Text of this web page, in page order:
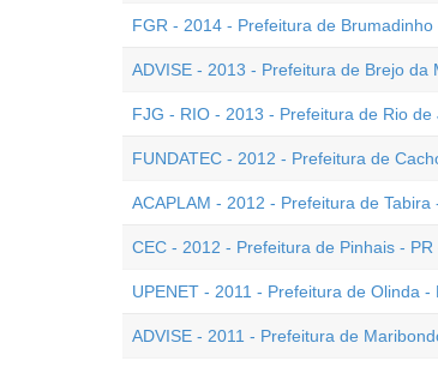
FGR - 2014 - Prefeitura de
ADVISE - 2013 - Prefeitura de Brejo
FJG - RIO - 2013 - Prefeitura de Rio
FUNDATEC - 2012 - Prefeitura de
ACAPLAM - 2012 - Prefeitura de
CEC - 2012 - Prefeitura de Pinhais -
UPENET - 2011 - Prefeitura de Olinda
ADVISE - 2011 - Prefeitura de